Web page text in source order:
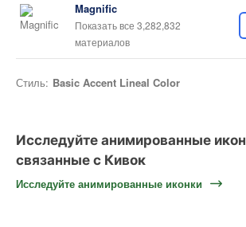
Magnific
Показать все 3,282,832
материалов
Стиль: Basic Accent Lineal Color
Исследуйте анимированные
связанные с Кивок
Исследуйте анимированные иконки